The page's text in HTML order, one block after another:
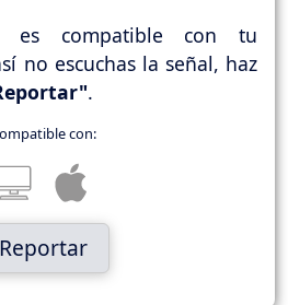
es compatible con tu
no escuchas la señal, haz
.
con:
Reportar